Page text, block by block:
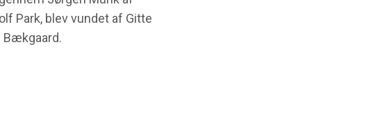
Park, blev vundet af Gitte
Bækgaard.